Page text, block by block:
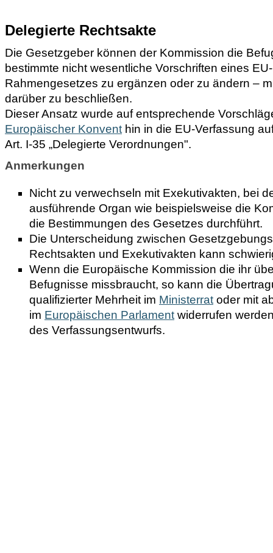
Delegierte Rechtsakte
Die Gesetzgeber können der Kommission die
bestimmte nicht wesentliche Vorschriften eines
Rahmengesetzes zu ergänzen oder zu ändern –
darüber zu beschließen.
Dieser Ansatz wurde auf entsprechende
Europäischer Konvent hin in die EU-Verfassung
Art. I-35 „Delegierte Verordnungen".
Anmerkungen
Nicht zu verwechseln mit Exekutivakten, bei
ausführende Organ wie beispielsweise die
die Bestimmungen des Gesetzes durchführt.
Die Unterscheidung zwischen
Rechtsakten und Exekutivakten kann
Wenn die Europäische Kommission die ihr
Befugnisse missbraucht, so kann die
qualifizierter Mehrheit im Ministerratoder mit
im Europäischen Parlamentwiderrufen
des Verfassungsentwurfs.